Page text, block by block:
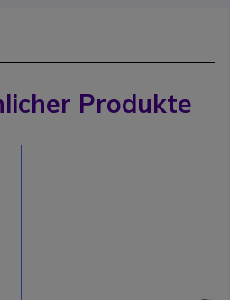
Produkte